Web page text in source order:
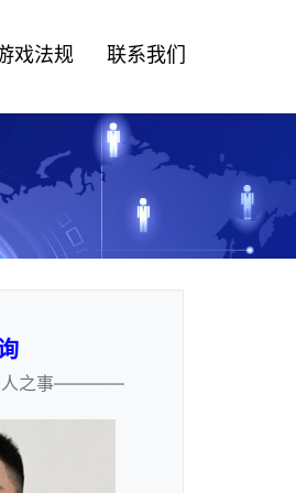
戏法规 联系我们
人之事————